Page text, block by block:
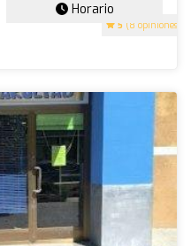
5 (8 opiniones)
Horario